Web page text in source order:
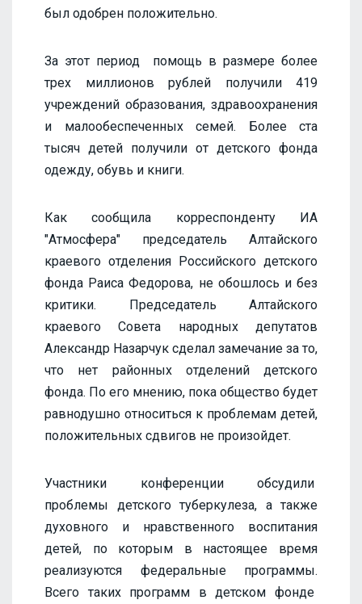
был одобрен положительно.
За этот период помощь в размере более
трех миллионов рублей получили 419
учреждений образования, здравоохранения
и малообеспеченных семей. Более ста
тысяч детей получили от детского фонда
одежду, обувь и книги.
Как сообщила корреспонденту ИА
"Атмосфера" председатель Алтайского
краевого отделения Российского детского
фонда Раиса Федорова, не обошлось и без
критики. Председатель Алтайского
краевого Совета народных депутатов
Александр Назарчук сделал замечание за то,
что нет районных отделений детского
фонда. По его мнению, пока общество будет
равнодушно относиться к проблемам детей,
положительных сдвигов не произойдет.
Участники конференции обсудили
проблемы детского туберкулеза, а также
духовного и нравственного воспитания
детей, по которым в настоящее время
реализуются федеральные программы.
Всего таких программ в детском фонде